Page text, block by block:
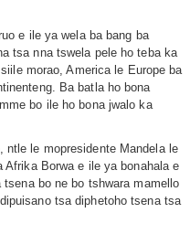
e ile ya wela ba bang ba
tsa nna tswela pele ho teba ka
morao, America le Europe ba
Ba batla ho bona
bo ile ho bona jwalo ka
ntle le mopresidente Mandela le
Borwa e ile ya bonahala e
bo ne bo tshwara mamello
tsa diphetoho tsena tsa